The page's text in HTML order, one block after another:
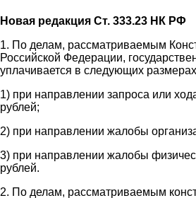
Новая редакция Ст. 333.23 НК РФ
1. По делам, рассматриваемым
Российской Федерации,
уплачивается в следующих
1) при направлении запроса или
рублей;
2) при направлении жалобы
3) при направлении жалобы
рублей.
2. По делам, рассматриваемым